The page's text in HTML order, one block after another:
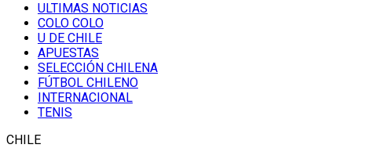
ULTIMAS NOTICIAS
COLO COLO
U DE CHILE
APUESTAS
SELECCIÓN CHILENA
FÚTBOL CHILENO
INTERNACIONAL
TENIS
CHILE